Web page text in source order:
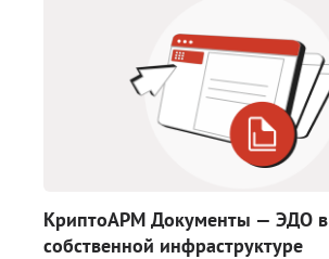
КриптоАРМ Документы — ЭДО в
собственной инфраструктуре